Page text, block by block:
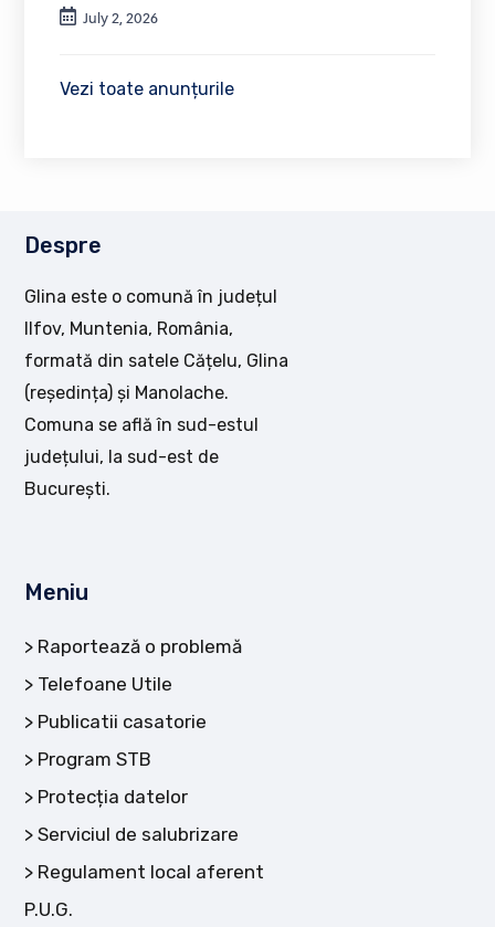
July 2, 2026
Vezi toate anunțurile
Despre
Glina este o comună în județul
Ilfov, Muntenia, România,
formată din satele Cățelu, Glina
(reședința) și Manolache.
Comuna se află în sud-estul
județului, la sud-est de
București.
Meniu
Raportează o problemă
Telefoane Utile
Publicatii casatorie
Program STB
Protecția datelor
Serviciul de salubrizare
Regulament local aferent
P.U.G.